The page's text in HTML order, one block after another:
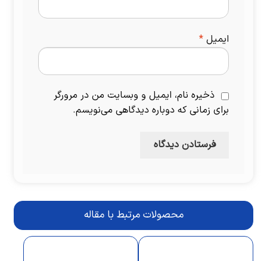
ایمیل *
ذخیره نام، ایمیل و وبسایت من در مرورگر
برای زمانی که دوباره دیدگاهی می‌نویسم.
محصولات مرتبط با مقاله